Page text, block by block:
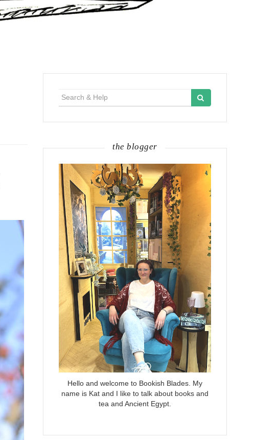
the blogger
Hello and welcome to Bookish Blades. My
name is Kat and I like to talk about books and
tea and Ancient Egypt.